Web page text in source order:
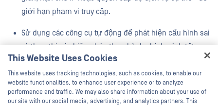
giới hạn phạm vi truy cập.
Sử dụng các công cụ tự động để phát hiện cấu hình sai
và thực thi các biện pháp thực hành chính sách tốt
nhất.
Một lớp bảo vệ bổ sung được thêm vào thông qua MFA (Xác
thực đa yếu tố), yêu cầu người dùng cung cấp nhiều hơn
This Website Uses Cookies
This website uses tracking technologies, such as cookies, to enable our
website functionalities, to enhance user experience or to analyze
performance and traffic. We may also share information about your use of
our site with our social media, advertising, and analytics partners. This
Hey there!
I'm Ozzy, your OPSWAT virtual assistant.
How can I help you secure what's critical
today?